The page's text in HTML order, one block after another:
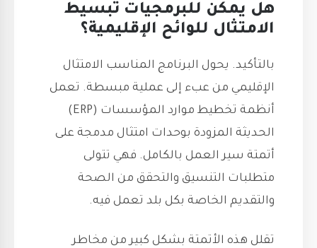
هل يمكن للبرمجيات تبسيط
الامتثال للوائح الإقليمية؟
بالتأكيد. يحول البرنامج المناسب الامتثال
الإقليمي من عبء إلى عملية مبسطة. تعمل
أنظمة تخطيط موارد المؤسسات (ERP)
الحديثة المزودة بوحدات امتثال مدمجة على
أتمتة سير العمل بالكامل. فهي تتولى
متطلبات التنسيق والتحقق من الصحة
والتقديم الخاصة بكل بلد تعمل فيه.
تقلل هذه الأتمتة بشكل كبير من مخاطر